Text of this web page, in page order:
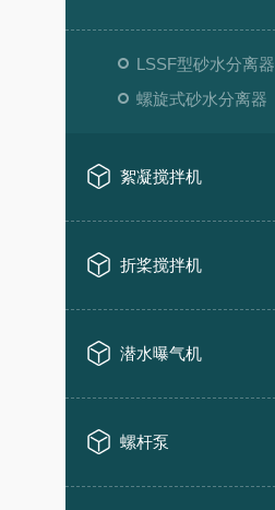
LSSF型砂水分离器
螺旋式砂水分离器
絮凝搅拌机
折桨搅拌机
潜水曝气机
螺杆泵